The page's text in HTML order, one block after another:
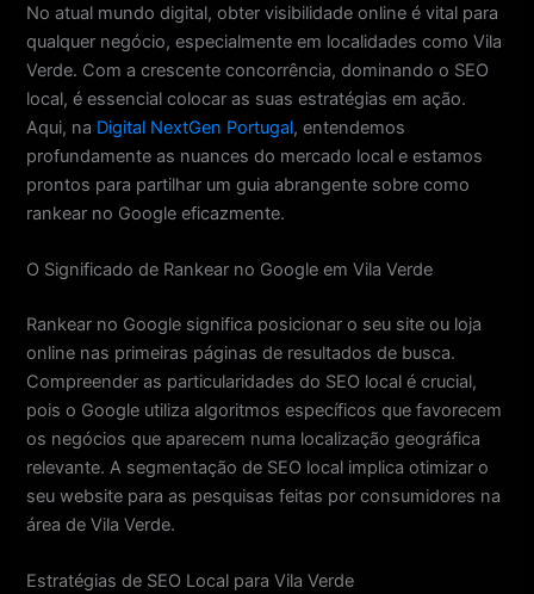
No atual mundo digital, obter visibilidade online é vital para
qualquer negócio, especialmente em localidades como Vila
Verde. Com a crescente concorrência, dominando o SEO
local, é essencial colocar as suas estratégias em ação.
Aqui, na Digital NextGen Portugal, entendemos
profundamente as nuances do mercado local e estamos
prontos para partilhar um guia abrangente sobre como
rankear no Google eficazmente.
O Significado de Rankear no Google em Vila Verde
Rankear no Google significa posicionar o seu site ou loja
online nas primeiras páginas de resultados de busca.
Compreender as particularidades do SEO local é crucial,
pois o Google utiliza algoritmos específicos que favorecem
os negócios que aparecem numa localização geográfica
relevante. A segmentação de SEO local implica otimizar o
seu website para as pesquisas feitas por consumidores na
área de Vila Verde.
Estratégias de SEO Local para Vila Verde